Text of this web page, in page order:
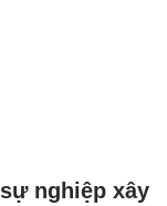
nghiệp xây